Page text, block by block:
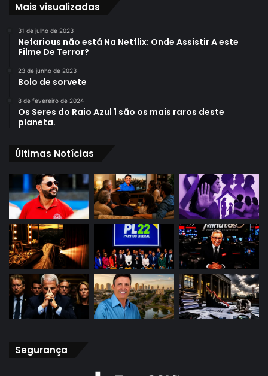
Mais visualizadas
31 de julho de 2023
Nefarious não está Na Netflix: Onde Assistir A este
Filme De Terror?
23 de junho de 2023
Bolo de sorvete
8 de fevereiro de 2024
Os Seres do Raio Azul 1 são os mais raros deste
planeta.
Últimas Notícias
Segurança